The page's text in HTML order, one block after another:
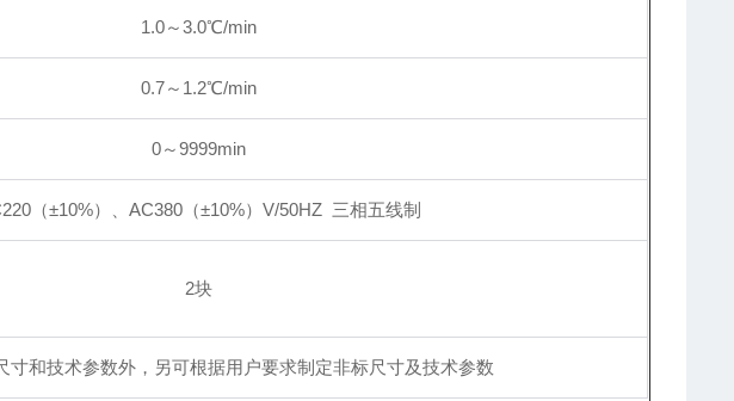
1.0～3.0℃/min
0.7～1.2℃/min
0～9999min
（±10%）、AC380（±10%）V/50HZ 三相五线制
2块
寸和技术参数外，另可根据用户要求制定非标尺寸及技术参数